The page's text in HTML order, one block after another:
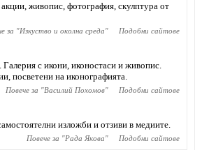
живопис, фотография, скулптура от
за "Изкуство и околна среда" Подобни сайтове
с икони, иконостаси и живопис.
посветени на иконографията.
Повече за "Василий Похомов" Подобни сайтове
изложби и отзиви в медиите.
Повече за "Рада Якова" Подобни сайтове